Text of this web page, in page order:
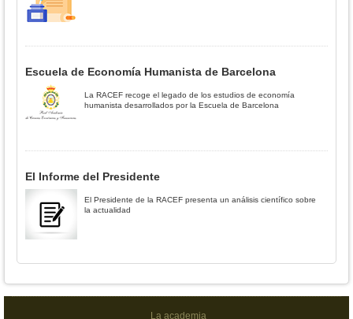
Escuela de Economía Humanista de Barcelona
La RACEF recoge el legado de los estudios de economía
humanista desarrollados por la Escuela de Barcelona
El Informe del Presidente
El Presidente de la RACEF presenta un análisis científico sobre
la actualidad
La academia